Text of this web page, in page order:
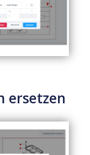
ersetzen